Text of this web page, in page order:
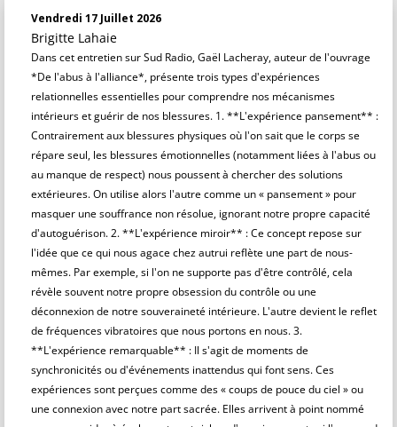
Vendredi 17 Juillet 2026
Brigitte Lahaie
Dans cet entretien sur Sud Radio, Gaël Lacheray, auteur de l'ouvrage
*De l'abus à l'alliance*, présente trois types d'expériences
relationnelles essentielles pour comprendre nos mécanismes
intérieurs et guérir de nos blessures. 1. **L'expérience pansement** :
Contrairement aux blessures physiques où l'on sait que le corps se
répare seul, les blessures émotionnelles (notamment liées à l'abus ou
au manque de respect) nous poussent à chercher des solutions
extérieures. On utilise alors l'autre comme un « pansement » pour
masquer une souffrance non résolue, ignorant notre propre capacité
d'autoguérison. 2. **L'expérience miroir** : Ce concept repose sur
l'idée que ce qui nous agace chez autrui reflète une part de nous-
mêmes. Par exemple, si l'on ne supporte pas d'être contrôlé, cela
révèle souvent notre propre obsession du contrôle ou une
déconnexion de notre souveraineté intérieure. L'autre devient le reflet
de fréquences vibratoires que nous portons en nous. 3.
**L'expérience remarquable** : Il s'agit de moments de
synchronicités ou d'événements inattendus qui font sens. Ces
expériences sont perçues comme des « coups de pouce du ciel » ou
une connexion avec notre part sacrée. Elles arrivent à point nommé